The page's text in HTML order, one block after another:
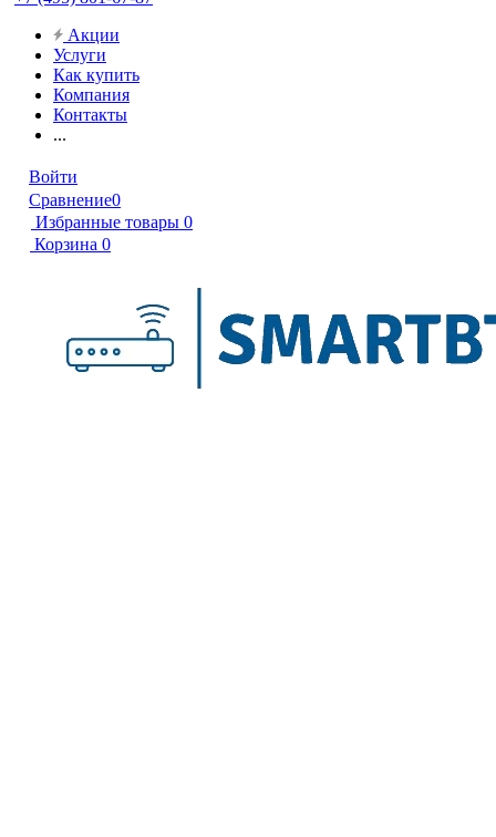
Акции
Услуги
Как купить
Компания
Контакты
...
Войти
Сравнение0
Избранные товары 0
Корзина 0